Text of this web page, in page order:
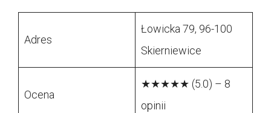
Adres
Łowicka 79, 96-100
Skierniewice
Ocena
★★★★★ (5.0) – 8
opinii